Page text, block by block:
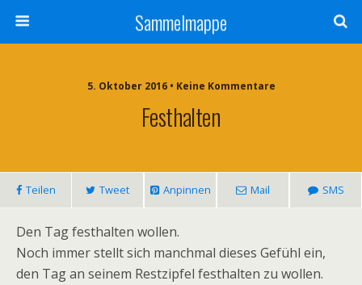
Sammelmappe
5. Oktober 2016 • Keine Kommentare
Festhalten
Teilen Tweet Anpinnen Mail SMS
Den Tag festhalten wollen.
Noch immer stellt sich manchmal dieses Gefühl ein,
den Tag an seinem Restzipfel festhalten zu wollen.